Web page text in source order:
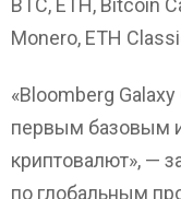
Monero, ETH
«Bloomberg
первым базовым
криптовалют», —
по глобальным